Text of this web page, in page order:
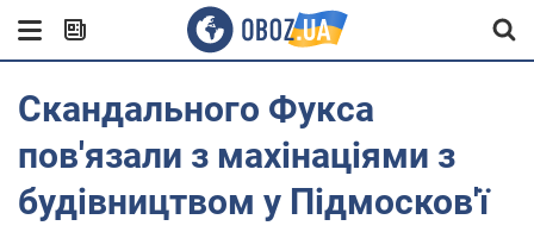
Скандального Фукса
пов'язали з махінаціями з
будівництвом у Підмосков'ї